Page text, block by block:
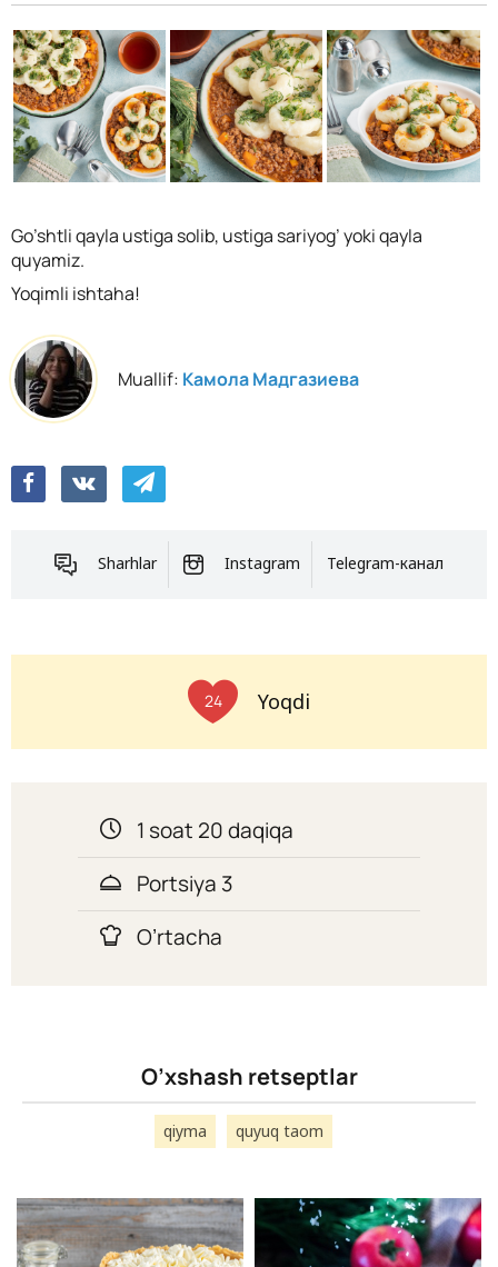
Go’shtli qayla ustiga solib, ustiga sariyog’ yoki qayla
quyamiz.
Yoqimli ishtaha!
Muallif: Камола Мадгазиева
Sharhlar Instagram Telegram-канал
24 Yoqdi
1 soat 20 daqiqa
Portsiya 3
O’rtacha
O’xshash retseptlar
qiyma quyuq taom